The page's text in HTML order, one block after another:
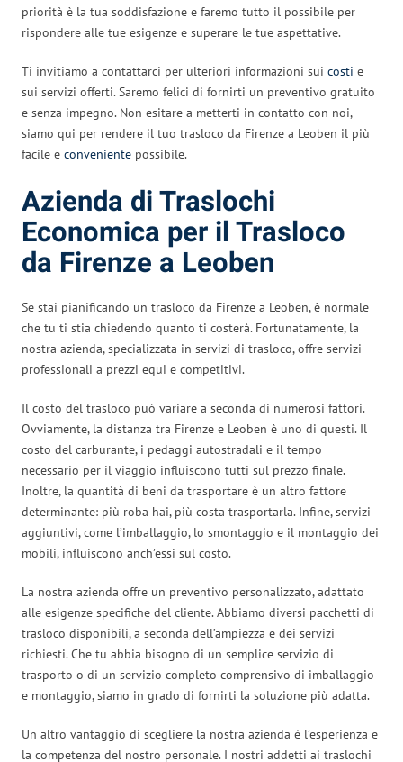
priorità è la tua soddisfazione e faremo tutto il possibile per
rispondere alle tue esigenze e superare le tue aspettative.
Ti invitiamo a contattarci per ulteriori informazioni sui costi e
sui servizi offerti. Saremo felici di fornirti un preventivo gratuito
e senza impegno. Non esitare a metterti in contatto con noi,
siamo qui per rendere il tuo trasloco da Firenze a Leoben il più
facile e conveniente possibile.
Azienda di Traslochi
Economica per il Trasloco
da Firenze a Leoben
Se stai pianificando un trasloco da Firenze a Leoben, è normale
che tu ti stia chiedendo quanto ti costerà. Fortunatamente, la
nostra azienda, specializzata in servizi di trasloco, offre servizi
professionali a prezzi equi e competitivi.
Il costo del trasloco può variare a seconda di numerosi fattori.
Ovviamente, la distanza tra Firenze e Leoben è uno di questi. Il
costo del carburante, i pedaggi autostradali e il tempo
necessario per il viaggio influiscono tutti sul prezzo finale.
Inoltre, la quantità di beni da trasportare è un altro fattore
determinante: più roba hai, più costa trasportarla. Infine, servizi
aggiuntivi, come l’imballaggio, lo smontaggio e il montaggio dei
mobili, influiscono anch’essi sul costo.
La nostra azienda offre un preventivo personalizzato, adattato
alle esigenze specifiche del cliente. Abbiamo diversi pacchetti di
trasloco disponibili, a seconda dell’ampiezza e dei servizi
richiesti. Che tu abbia bisogno di un semplice servizio di
trasporto o di un servizio completo comprensivo di imballaggio
e montaggio, siamo in grado di fornirti la soluzione più adatta.
Un altro vantaggio di scegliere la nostra azienda è l’esperienza e
la competenza del nostro personale. I nostri addetti ai traslochi